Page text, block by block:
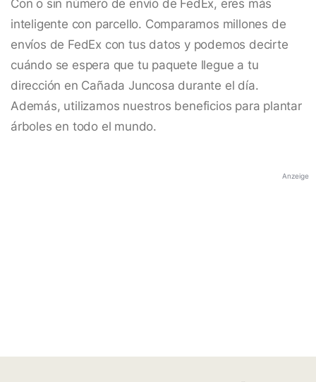
Con o sin número de envío de FedEx, eres más
inteligente con parcello. Comparamos millones de
envíos de FedEx con tus datos y podemos decirte
cuándo se espera que tu paquete llegue a tu
dirección en Cañada Juncosa durante el día.
Además, utilizamos nuestros beneficios para plantar
árboles en todo el mundo.
Anzeige